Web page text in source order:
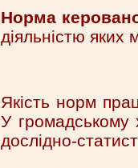
Норма
діяльністю
Якість норм
У громадському
дослідно-